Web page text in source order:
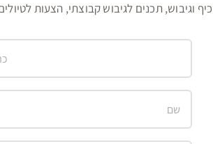
כיף וגיבוש, תכנים לגיבוש קבוצתי, הצעות